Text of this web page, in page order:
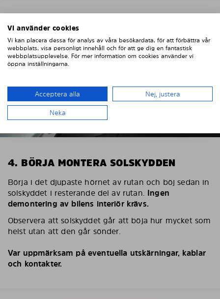
4. BÖRJA MONTERA SOLSKYDDEN
Börja i det djupaste hörnet av rutan och böj sedan in
solskyddet i resterande del av rutan. Ingen
demontering av bilens interiör krävs.
Observera att solskyddet går att böja hur mycket som
helst utan att den går sönder.
Var uppmärksam på eventuella utskärningar, kablar
och kontakter.
Vi använder cookies
Vi kan placera dessa för analys av våra besökardata, för att förbättra vår
webbplats, visa personligt innehåll och för att ge dig en fantastisk
webbplatsupplevelse. För mer information om cookies använder vi
öppna inställningarna.
Acceptera alla Nej, justera
Neka